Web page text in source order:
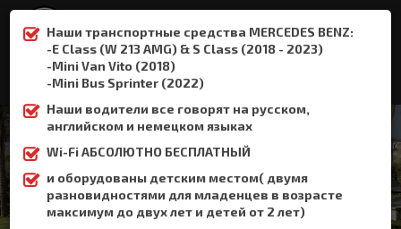
Наши транспортные средства MERCEDES BENZ:
-E Class (W 213 AMG) & S Class (2018 - 2023)
-Mini Van Vito (2018)
-Mini Bus Sprinter (2022)
Наши водители все говорят на русском,
английском и немецком языках
Wi-Fi АБСОЛЮТНО БЕСПЛАТНЫЙ
и оборудованы детским местом( двумя
разновидностями для младенцев в возрасте
максимум до двух лет и детей от 2 лет)
+306932337015
Агия Пелагия